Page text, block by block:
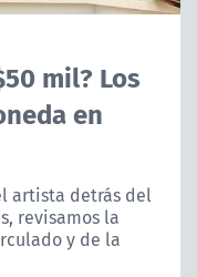
mil? Los
en
artista detrás del
revisamos la
y de la